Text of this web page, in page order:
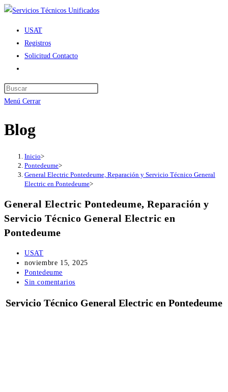
Ir
contenido
USAT
Registros
Solicitud Contacto
de
la
Menú Cerrar
Blog
Inicio>
Pontedeume>
General Electric Pontedeume, Reparación y Servicio Técnico General
Electric en Pontedeume>
General Electric Pontedeume, Reparación y
Servicio Técnico General Electric en
Pontedeume
Autor
de
la
entrada:
USAT
Publicación
de
la
noviembre 15, 2025
Categoría
de
entrada:
Pontedeume
Comentarios
la
Sin comentarios
Servicio Técnico General Electric en Pontedeume